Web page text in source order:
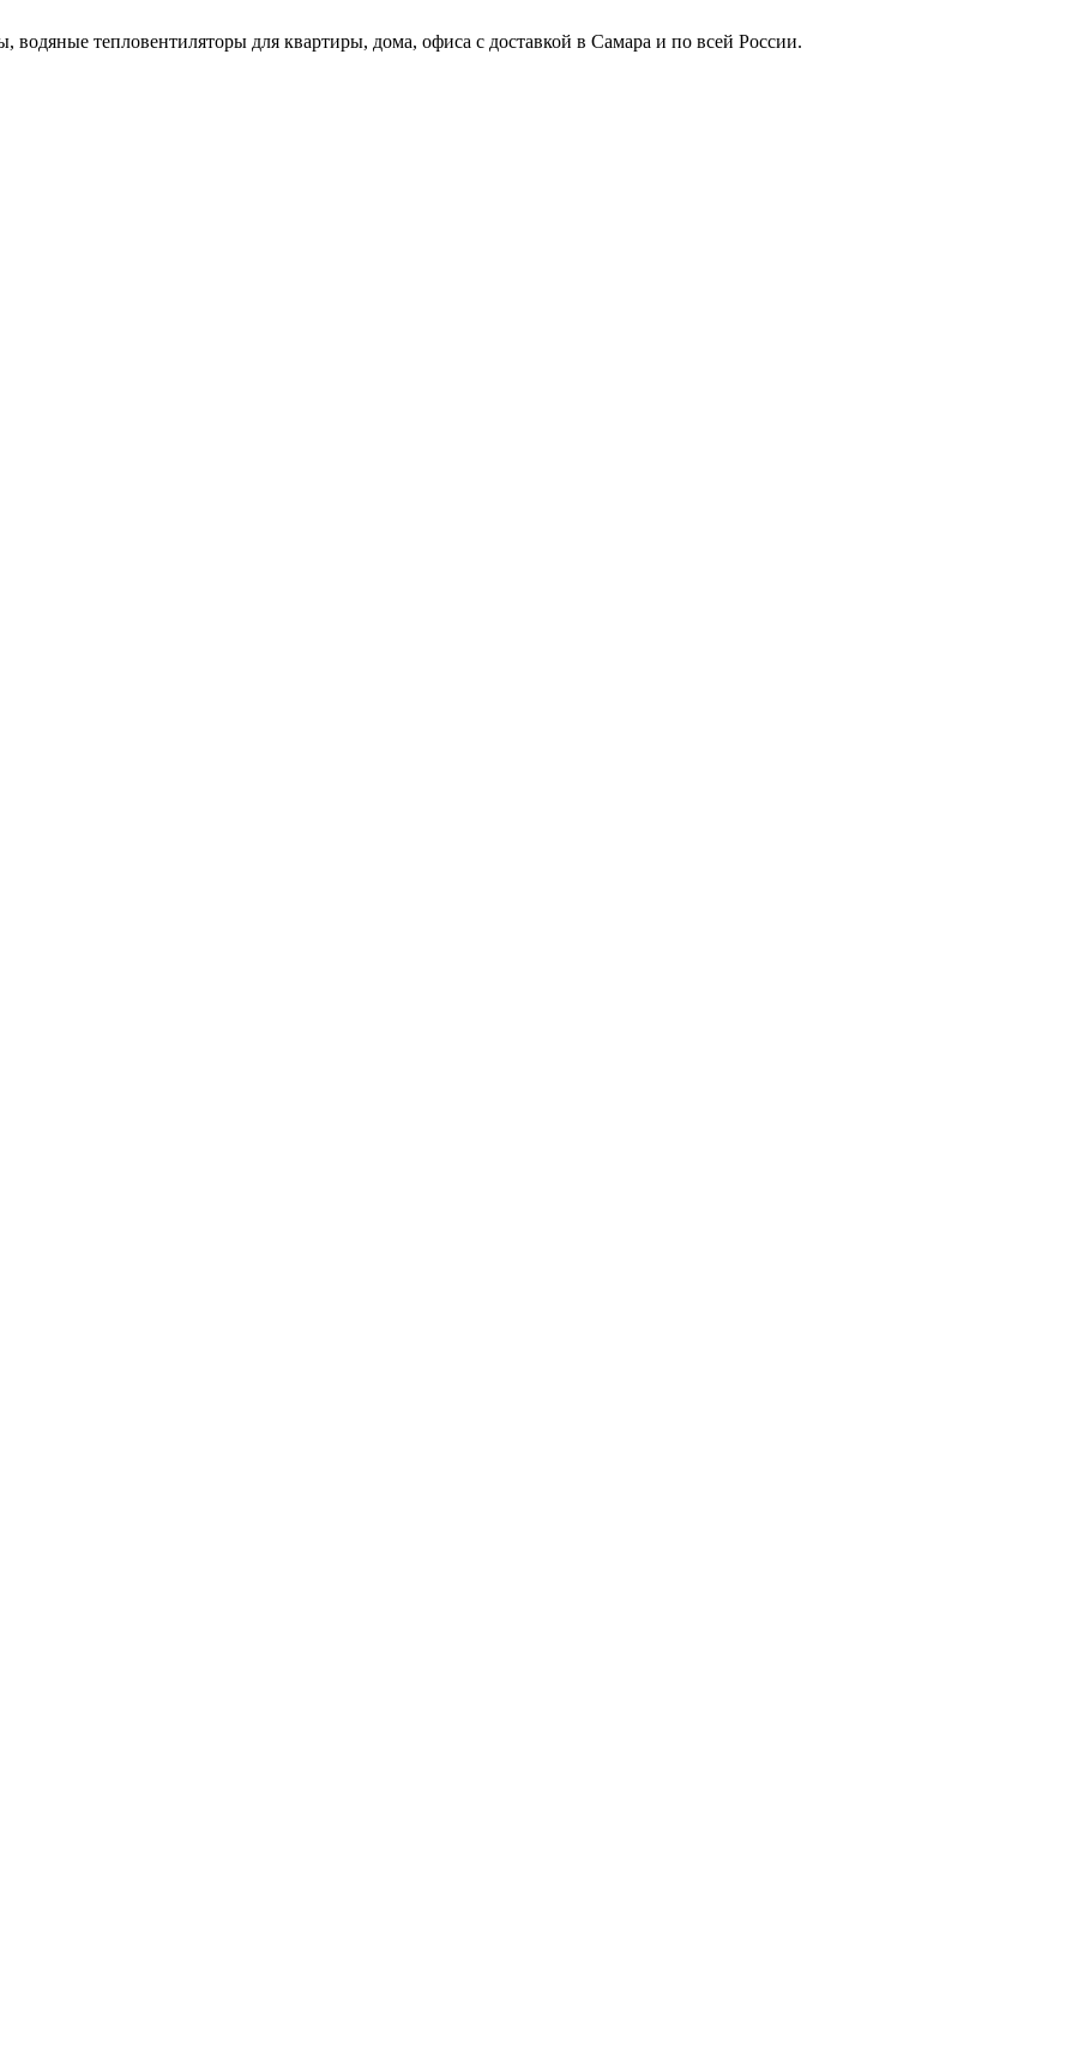
тепловентиляторы для квартиры, дома, офиса с доставкой в Самара и по всей России.